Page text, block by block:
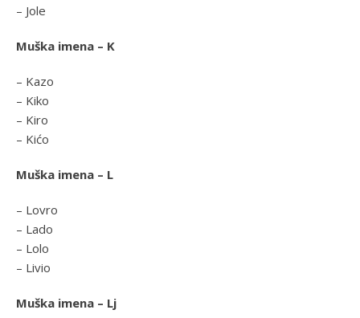
– Jole
Muška imena – K
– Kazo
– Kiko
– Kiro
– Kićo
Muška imena – L
– Lovro
– Lado
– Lolo
– Livio
Muška imena – Lj